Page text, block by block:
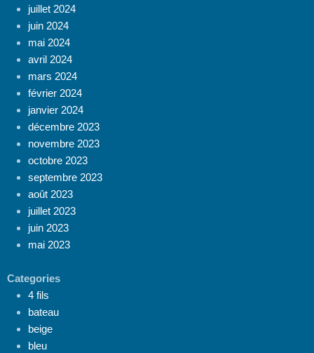
juillet 2024
juin 2024
mai 2024
avril 2024
mars 2024
février 2024
janvier 2024
décembre 2023
novembre 2023
octobre 2023
septembre 2023
août 2023
juillet 2023
juin 2023
mai 2023
Categories
4 fils
bateau
beige
bleu